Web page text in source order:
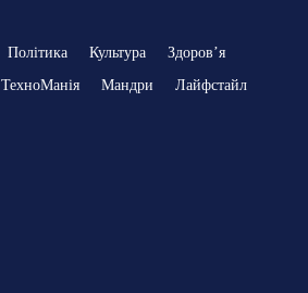
Політика Культура
Здоровʼя
ТехноМанія Мандри
Лайфстайл